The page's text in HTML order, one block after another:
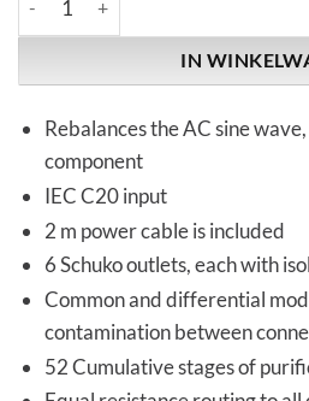
IN
Rebalances the AC sine
component
IEC C20 input
2 m power cable is included
6 Schuko outlets, each with
Common and differential
contamination between
52 Cumulative stages of